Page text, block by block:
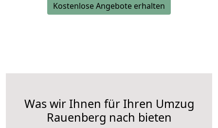
Kostenlose Angebote erhalten
Was wir Ihnen für Ihren Umzug
Rauenberg nach bieten